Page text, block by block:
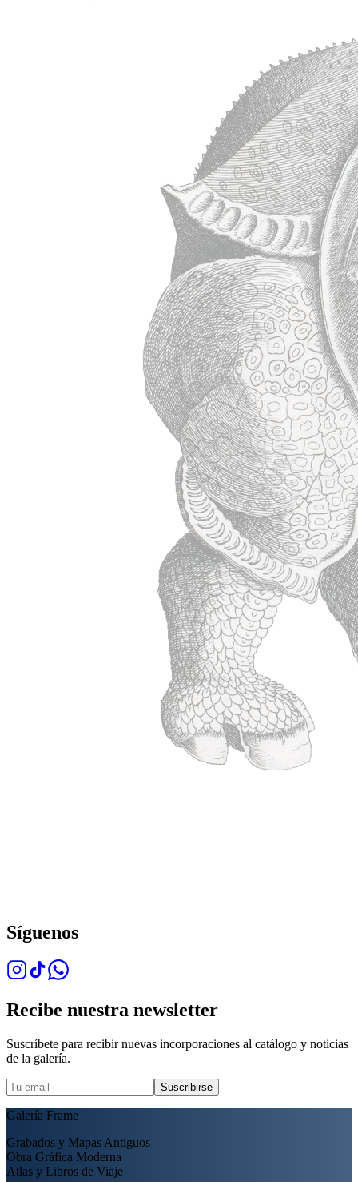
Síguenos
Recibe nuestra newsletter
Suscríbete para recibir nuevas incorporaciones al catálogo y noticias
de la galería.
Suscribirse
Galería Frame
Grabados y Mapas Antiguos
Obra Gráfica Moderna
Atlas y Libros de Viaje